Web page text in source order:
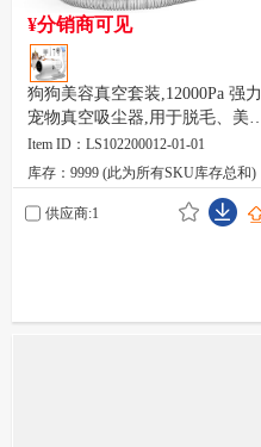
¥分销商可见
狗狗美容真空套装,12000Pa 强力
宠物真空吸尘器,用于脱毛、美
容、安静、PG100、2L 大容量
Item ID：LS102200012-01-01
库存：9999 (此为所有SKU库存总和)
供应商:1